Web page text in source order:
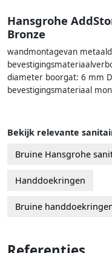
Hansgrohe
Bronze
wandmontagevan
diameter boorgat: 6 mm
bevestigingsmateriaal
Bekijk relevante
Bruine Hansgrohe
Handdoekringen
Bruine